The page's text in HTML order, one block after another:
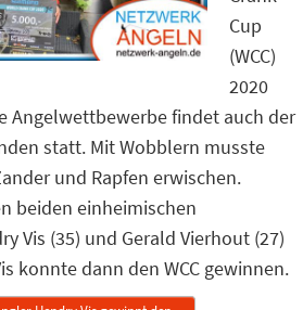
Cup
(WCC)
2020
Angelwettbewerbe findet auch der
statt. Mit Wobblern musste
und Rapfen erwischen.
beiden einheimischen
Vis (35) und Gerald Vierhout (27)
konnte dann den WCC gewinnen.